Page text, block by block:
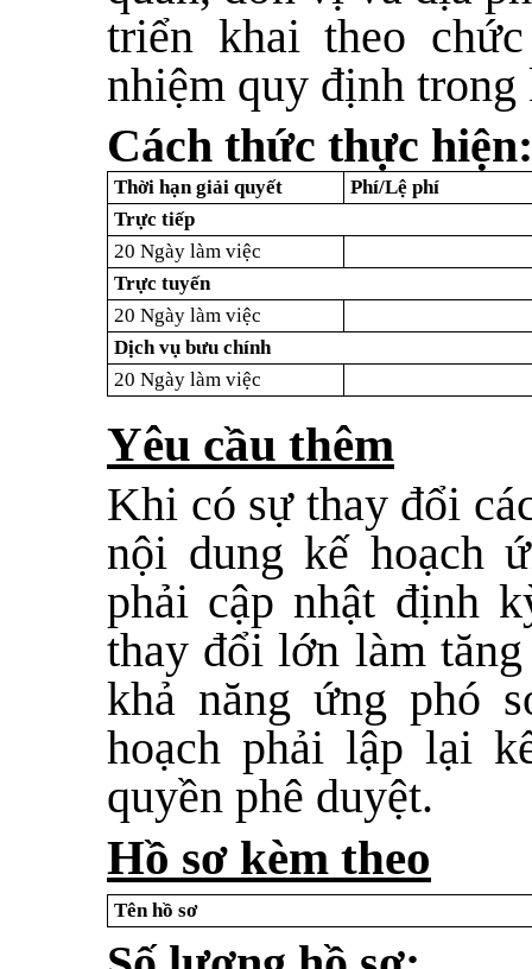
triển khai theo
nhiệm quy định trong
Cách thức thực hiện:
Thời hạn giải quyết
Phí/Lệ phí
Trực tiếp
20 Ngày làm việc
Trực tuyến
20 Ngày làm việc
Dịch vụ bưu chính
20 Ngày làm việc
Yêu cầu thêm
Khi có sự thay đổi
nội dung kế hoạch
phải cập nhật định
thay đổi lớn làm
khả năng ứng phó
hoạch phải lập lại
quyền phê duyệt.
Hồ sơ kèm theo
Tên hồ sơ